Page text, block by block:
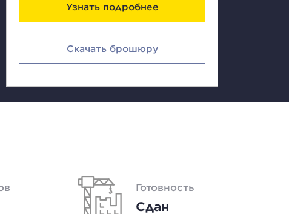
Узнать подробнее
Скачать брошюру
Готовность
Сдан